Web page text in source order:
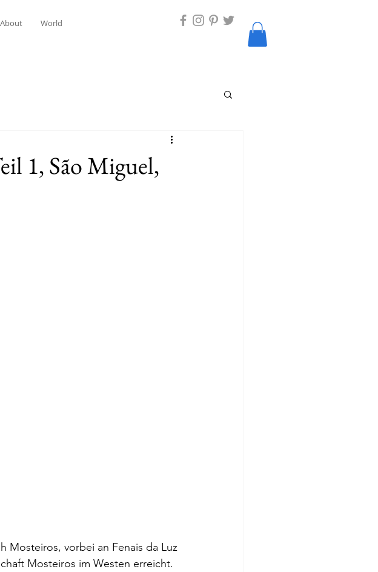
About World
1, São Miguel,
Mosteiros, vorbei an Fenais da Luz
Mosteiros im Westen erreicht.